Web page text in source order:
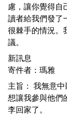
慮，讓你覺得自
讀者給我們發了
很棘手的情況。
議。
新訊息
寄件者：瑪雅
主旨： 我無意
想讓我參與他們
李回家了。